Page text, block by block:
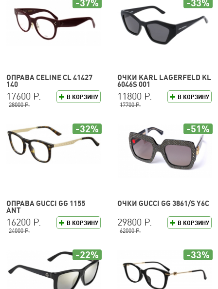
ОПРАВА CELINE CL 41427
140
В КОРЗИНУ
17600 Р.
28000 Р.
-37%
ОЧКИ KARL LAGERFELD KL
6046S 001
В КОРЗИНУ
11800 Р.
17700 Р.
-33%
ОПРАВА GUCCI GG 1155
ANT
В КОРЗИНУ
16200 Р.
24000 Р.
-32%
ОЧКИ GUCCI GG 3861/S Y6C
В КОРЗИНУ
29800 Р.
62000 Р.
-51%
-22% -33%